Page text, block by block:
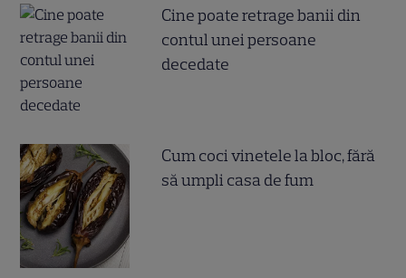
Cine poate retrage banii din
contul unei persoane
decedate
Cum coci vinetele la bloc, fără
să umpli casa de fum